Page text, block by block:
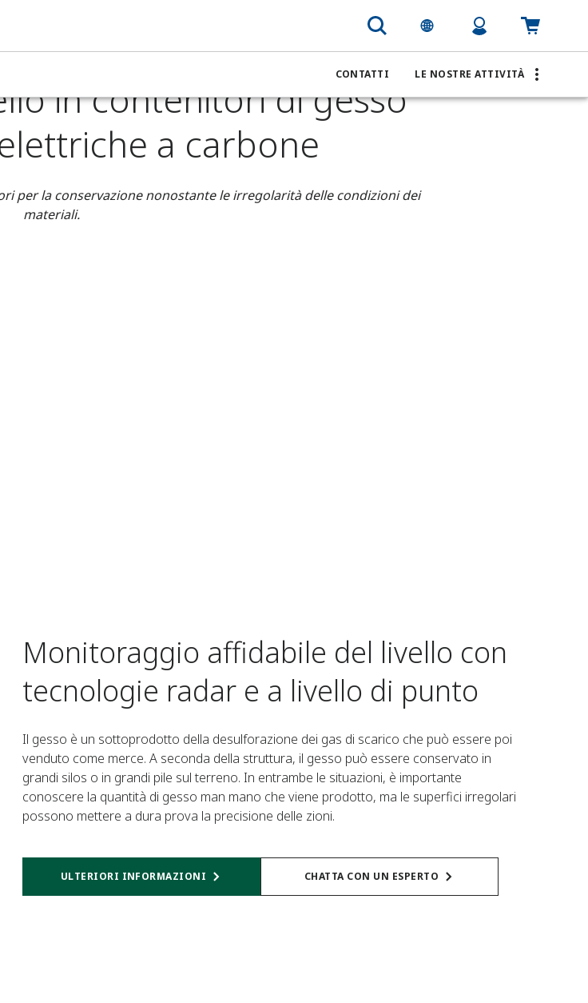
CONTATTI LE NOSTRE ATTIVITÀ
in contenitori di gesso
a carbone
per la conservazione nonostante le irregolarità delle condizioni dei
materiali.
Monitoraggio affidabile del livello con
tecnologie radar e a livello di punto
Il gesso è un sottoprodotto della desulforazione dei gas di scarico che può essere poi
venduto come merce. A seconda della struttura, il gesso può essere conservato in
grandi silos o in grandi pile sul terreno. In entrambe le situazioni, è importante
conoscere la quantità di gesso man mano che viene prodotto, ma le superfici irregolari
possono mettere a dura prova la precisione delle zioni.
ULTERIORI INFORMAZIONI CHATTA CON UN ESPERTO